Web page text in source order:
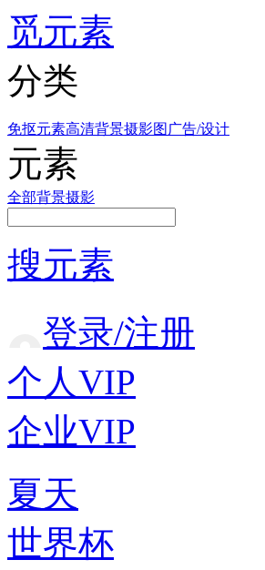
觅元素
分类
免抠元素高清背景摄影图 广告/设计
元素
全部背景摄影
搜元素
登录/注册
个人VIP
企业VIP
夏天
世界杯